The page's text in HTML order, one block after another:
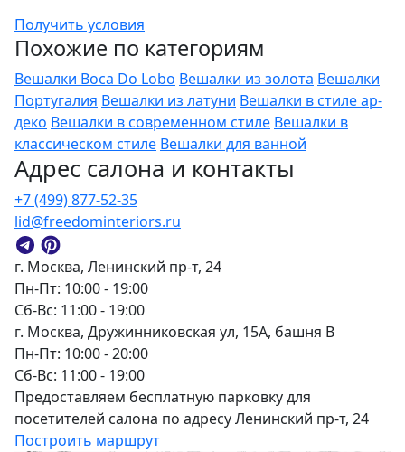
Получить условия
Похожие по категориям
Вешалки Boca Do Lobo Вешалки из золота Вешалки
Португалия Вешалки из латуни Вешалки в стиле ар-
деко Вешалки в современном стиле Вешалки в
классическом стиле Вешалки для ванной
Адрес салона и контакты
г. Москва, Ленинский пр-т, 24
Пн-Пт: 10:00 - 19:00
Сб-Вс: 11:00 - 19:00
г. Москва, Дружинниковская ул, 15А, башня В
Пн-Пт: 10:00 - 20:00
Сб-Вс: 11:00 - 19:00
Предоставляем бесплатную парковку для
посетителей салона по адресу Ленинский пр-т, 24
Построить маршрут
+7 (499) 877-52-35
lid@freedominteriors.ru